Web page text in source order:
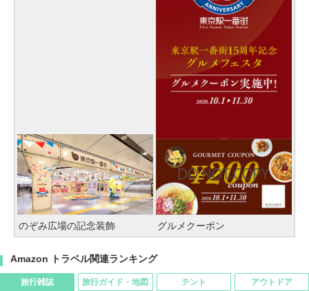
のぞみ広場の記念装飾 グルメクーポン
Amazon トラベル関連ランキング
旅行雑誌 旅行ガイド・地図 テント アウトドア